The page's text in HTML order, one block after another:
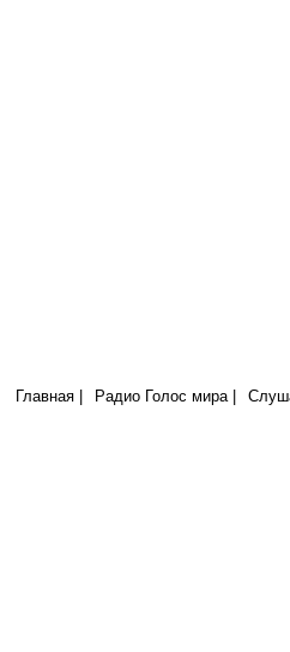
Главная | Радио Голос мира |